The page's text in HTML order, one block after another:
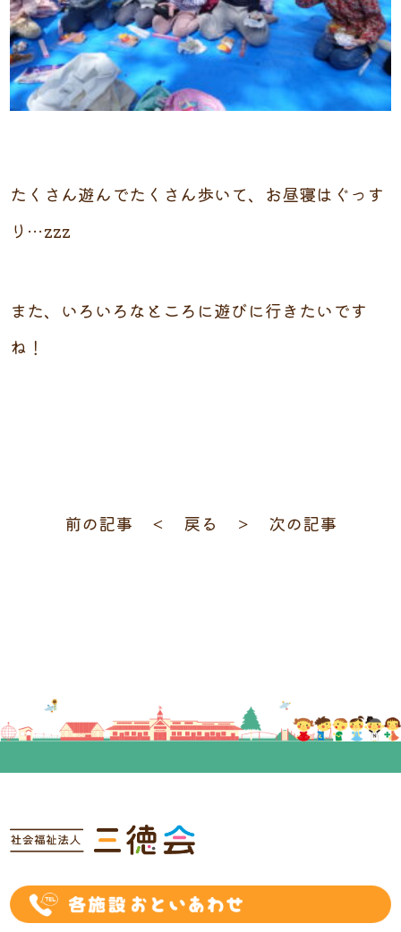
たくさん遊んでたくさん歩いて、お昼寝はぐっす
り…zzz
また、いろいろなところに遊びに行きたいです
ね！
前の記事 ＜ 戻る ＞ 次の記事